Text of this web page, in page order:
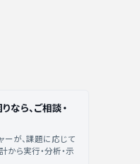
なら、ご相談・
ーが、課題に応じて
から実行・分析・示